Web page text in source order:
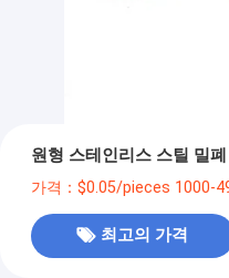
원형 스테인리스 스틸 밀
가격：$0.05/pieces 1000-
최고의 가격